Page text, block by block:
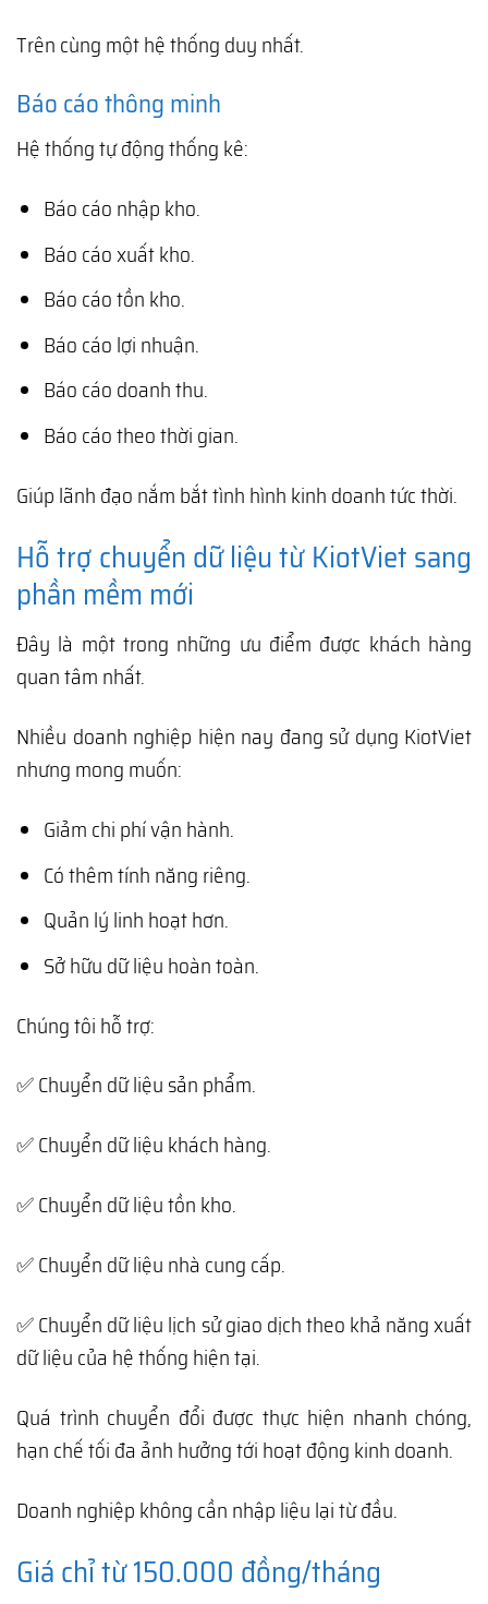
Trên cùng một hệ thống duy nhất.
Báo cáo thông minh
Hệ thống tự động thống kê:
Báo cáo nhập kho.
Báo cáo xuất kho.
Báo cáo tồn kho.
Báo cáo lợi nhuận.
Báo cáo doanh thu.
Báo cáo theo thời gian.
Giúp lãnh đạo nắm bắt tình hình kinh doanh tức thời.
Hỗ trợ chuyển dữ liệu từ KiotViet sang
phần mềm mới
Đây là một trong những ưu điểm được khách hàng
quan tâm nhất.
Nhiều doanh nghiệp hiện nay đang sử dụng KiotViet
nhưng mong muốn:
Giảm chi phí vận hành.
Có thêm tính năng riêng.
Quản lý linh hoạt hơn.
Sở hữu dữ liệu hoàn toàn.
Chúng tôi hỗ trợ:
✅ Chuyển dữ liệu sản phẩm.
✅ Chuyển dữ liệu khách hàng.
✅ Chuyển dữ liệu tồn kho.
✅ Chuyển dữ liệu nhà cung cấp.
✅ Chuyển dữ liệu lịch sử giao dịch theo khả năng xuất
dữ liệu của hệ thống hiện tại.
Quá trình chuyển đổi được thực hiện nhanh chóng,
hạn chế tối đa ảnh hưởng tới hoạt động kinh doanh.
Doanh nghiệp không cần nhập liệu lại từ đầu.
Giá chỉ từ 150.000 đồng/tháng